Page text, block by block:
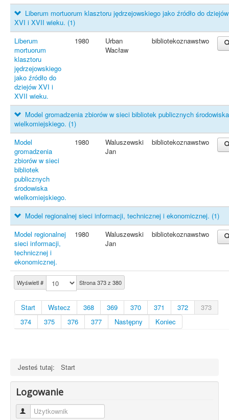
Wyświetl # Strona 373 z 380
Start Wstecz 368 369 370 371 372
373
374
375 376 377 Następny Koniec
Liberum mortuorum klasztoru jędrzejowskiego jako źródło do dziejów
XVI i XVII wieku. (1)
Liberum
mortuorum
klasztoru
jędrzejowskiego
jako źródło do
dziejów XVI i
XVII wieku.
1980
Urban
Wacław
bibliotekoznawstwo
Model gromadzenia zbiorów w sieci bibliotek publicznych środowiska
wielkomiejskiego. (1)
Model
gromadzenia
zbiorów w sieci
bibliotek
publicznych
środowiska
wielkomiejskiego.
1980
Waluszewski
Jan
bibliotekoznawstwo
Model regionalnej sieci informacji, technicznej i ekonomicznej. (1)
Model regionalnej
sieci informacji,
technicznej i
ekonomicznej.
1980
Waluszewski
Jan
bibliotekoznawstwo
Jesteś tutaj: Start
Logowanie
Użytkownik